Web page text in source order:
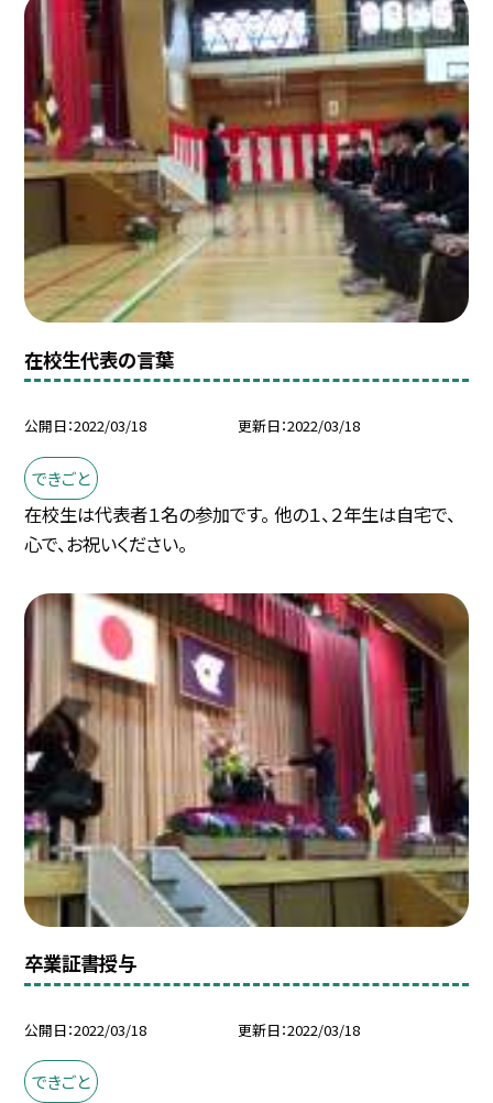
在校生代表の言葉
公開日 2022/03/18 更新日 2022/03/18
できごと
在校生は代表者１名の参加です。 他の１、２年生は自宅で、
心で、お祝いください。
卒業証書授与
公開日 2022/03/18 更新日 2022/03/18
できごと